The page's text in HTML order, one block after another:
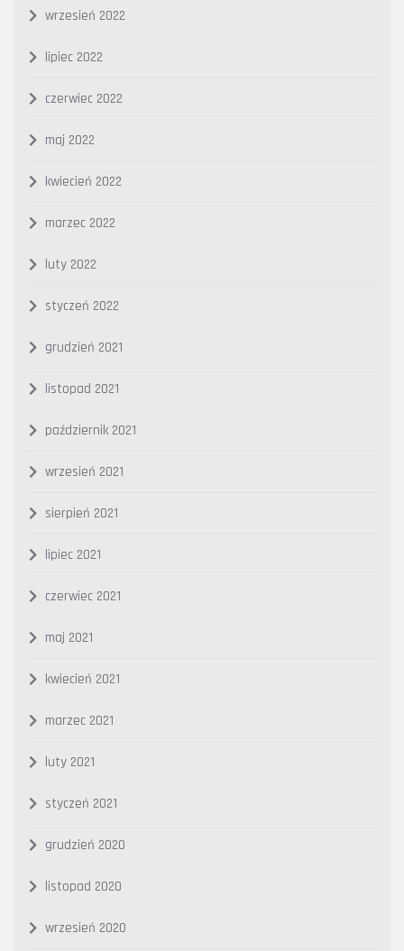
wrzesień 2022
lipiec 2022
czerwiec 2022
maj 2022
kwiecień 2022
marzec 2022
luty 2022
styczeń 2022
grudzień 2021
listopad 2021
październik 2021
wrzesień 2021
sierpień 2021
lipiec 2021
czerwiec 2021
maj 2021
kwiecień 2021
marzec 2021
luty 2021
styczeń 2021
grudzień 2020
listopad 2020
wrzesień 2020